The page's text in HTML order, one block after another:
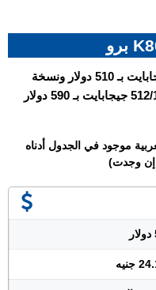
السعر في الصين: نسخة 256/12 جيجابايت بـ 510 دولار ونسخة
512/12 جيجابايت بـ 550 دولار ونسخة 512/16 جيجابايت بـ 590 دولار
موجود في الجدول أدناه
وجدت)
جنيه